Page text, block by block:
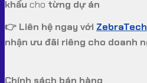
khẩu cho từng dự án
👉 Liên hệ ngay với
nhận ưu đãi riêng cho doanh
Chính sách bán hàng